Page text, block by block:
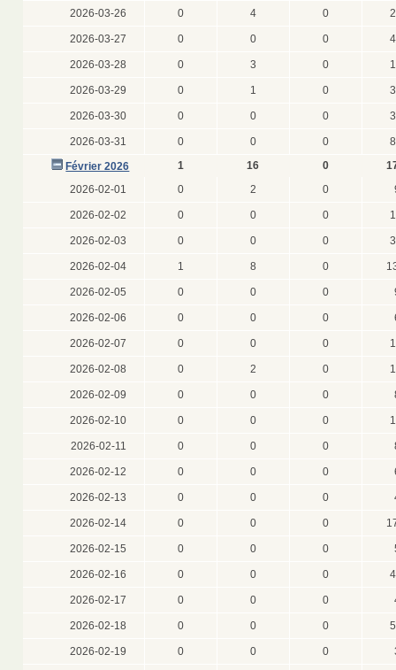
2026-03-26 0 4 0
2026-03-27 0 0 0
2026-03-28 0 3 0
2026-03-29 0 1 0
2026-03-30 0 0 0
2026-03-31 0 0 0
Février 2026
1 16 0
2026-02-01
0 2 0
2026-02-02 0 0 0
2026-02-03 0 0 0
2026-02-04 1 8 0
2026-02-05 0 0 0
2026-02-06 0 0 0
2026-02-07 0 0 0
2026-02-08 0 2 0
2026-02-09 0 0 0
2026-02-10 0 0 0
2026-02-11 0 0 0
2026-02-12 0 0 0
2026-02-13 0 0 0
2026-02-14 0 0 0
2026-02-15 0 0 0
2026-02-16 0 0 0
2026-02-17 0 0 0
2026-02-18 0 0 0
2026-02-19 0 0 0